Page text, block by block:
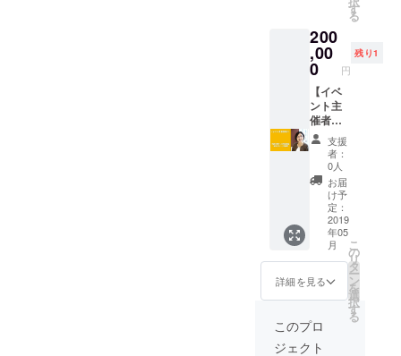
しら？
・液体
ミルク
はどう
して解
禁に
なった
のか
もっと
詳しく
知りた
い。 ・
Youtub
e動画
（mirac
oチャン
ル）っ
てどう
作って
いる
イベン
トを企
画中
定） ※
上記は
予定で
す。プ
ロジェ
クト達
成状
況、会
場の都
合、政
局の情
勢など
によ
り、回
更する
だけま
す。 ※
オンラ
インで
は事前
にメー
ルでお
悩みを
確認
し、
ZOOM
等を利
用して
ご相談
にのり
ます。
※天野は
国家資
ンサル
の資格
計6回の
トを計
画中で
す。 ▼
議員会
館：議
員と共
に子育
てを考
えるイ
ベント
3月：
安心で
きる保
育園を
増やす
ために
5月：
男の産
休・育
いて
（予
定）
目指す
当会の
活動を
支援す
る貴社
の企業
姿勢を
広く周
知し、
ブラン
ド力・
知名度
向上に
寄与い
たしま
す。 ※
読み上
げる企
業名ま
表者
名、企
業名の
でも開
催でき
ます。
また天
野は、
上記の
テーマ
で企業
や団
体、自
治体で
講演を
実施
し、9割
以上の
方が
「満
足」と
回答し
す。 ※
お届け
後から1
す
る
200
,00
0 円
残り1
【イベ
ント主
催者様
向け】
代表の
天野妙
の1.5時
間講義
「保活
セミ
ナー」
を主催
する
権 日
本全国
も開催
できま
す。 ま
支援
者：
0人
お届
け予
定：
2019
年05
月
詳細を見る
こ
の
リ
タ
ー
ン
を
選
択
す
る
このプロ
ジェクト